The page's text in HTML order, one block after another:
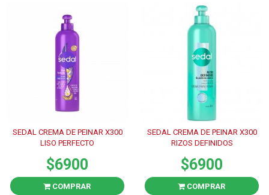
SEDAL CREMA DE PEINAR X300
LISO PERFECTO
$6900
COMPRAR
SEDAL CREMA DE PEINAR X300
RIZOS DEFINIDOS
$6900
COMPRAR